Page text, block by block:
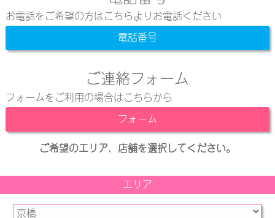
お電話をご希望の方はこちらよりお電話ください
電話番号
ご連絡フォーム
フォームをご利用の場合はこちらから
フォーム
ご希望のエリア、店舗を選択してください。
エリア